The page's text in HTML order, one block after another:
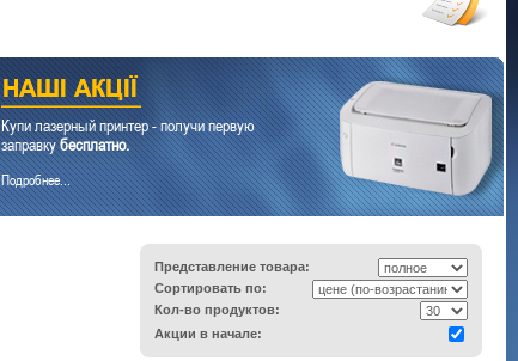
Купи лазерный принтер - получи первую
заправкубесплатно.
Подробнее...
Представление товара:
Сортировать по:
Кол-во продуктов:
Акции в начале: